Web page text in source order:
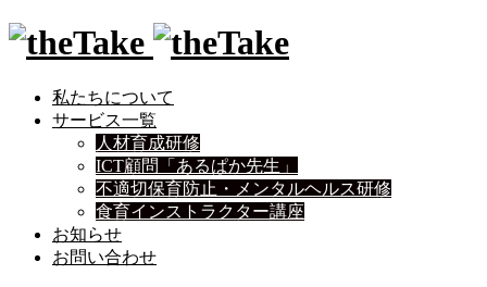
私たちについて
サービス一覧
人材育成研修
ICT顧問「あるぱか先生」
不適切保育防止・メンタルヘルス研修
食育インストラクター講座
お知らせ
お問い合わせ